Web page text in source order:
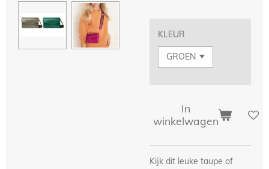
KLEUR
In
winkelwagen
Kijk dit leuke taupe of